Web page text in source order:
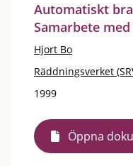
Automatiskt
Samarbete
Hjort Bo
Räddningsverket
1999
Öppna